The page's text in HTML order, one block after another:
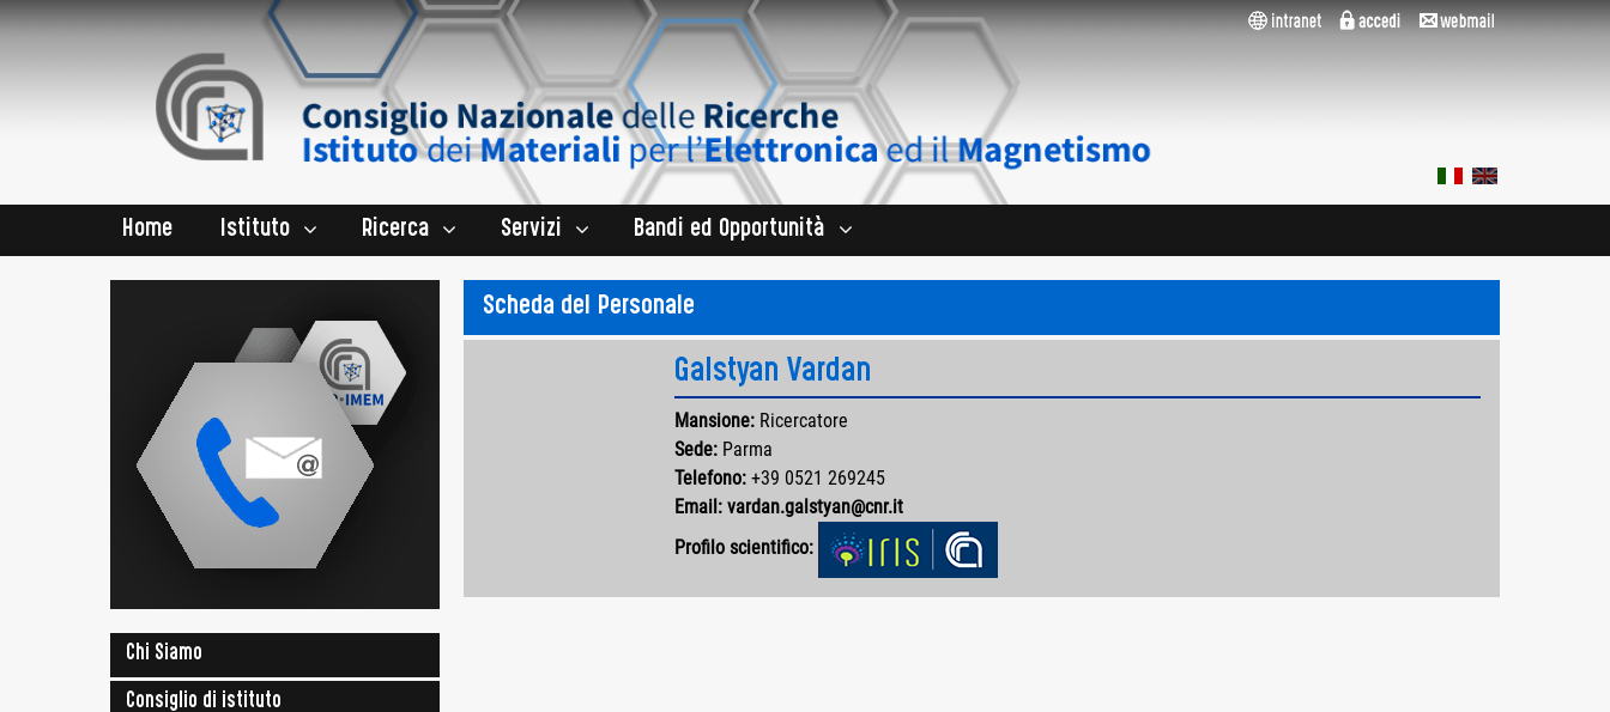
Home Istituto Ricerca Servizi Bandi ed Opportunità
Scheda del Personale
Galstyan Vardan
Mansione: Ricercatore
Sede: Parma
Telefono: +39 0521 269245
Email: vardan.galstyan@cnr.it
Profilo scientifico:
Chi Siamo
Consiglio di istituto